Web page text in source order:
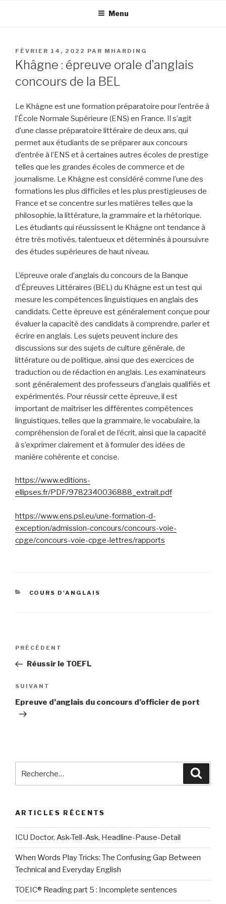
Menu
PUBLIÉ
LE
FÉVRIER 14, 2022 PAR MHARDING
Khâgne : épreuve orale d’anglais
concours de la BEL
Le Khâgne est une formation préparatoire pour l’entrée à
l’École Normale Supérieure (ENS) en France. Il s’agit
d’une classe préparatoire littéraire de deux ans, qui
permet aux étudiants de se préparer aux concours
d’entrée à l’ENS et à certaines autres écoles de prestige
telles que les grandes écoles de commerce et de
journalisme. Le Khâgne est considéré comme l’une des
formations les plus difficiles et les plus prestigieuses de
France et se concentre sur les matières telles que la
philosophie, la littérature, la grammaire et la rhétorique.
Les étudiants qui réussissent le Khâgne ont tendance à
être très motivés, talentueux et déterminés à poursuivre
des études supérieures de haut niveau.
L’épreuve orale d’anglais du concours de la Banque
d’Épreuves Littéraires (BEL) du Khâgne est un test qui
mesure les compétences linguistiques en anglais des
candidats. Cette épreuve est généralement conçue pour
évaluer la capacité des candidats à comprendre, parler et
écrire en anglais. Les sujets peuvent inclure des
discussions sur des sujets de culture générale, de
littérature ou de politique, ainsi que des exercices de
traduction ou de rédaction en anglais. Les examinateurs
sont généralement des professeurs d’anglais qualifiés et
expérimentés. Pour réussir cette épreuve, il est
important de maîtriser les différentes compétences
linguistiques, telles que la grammaire, le vocabulaire, la
compréhension de l’oral et de l’écrit, ainsi que la capacité
à s’exprimer clairement et à formuler des idées de
manière cohérente et concise.
https://www.editions-
ellipses.fr/PDF/9782340036888_extrait.pdf
https://www.ens.psl.eu/une-formation-d-
exception/admission-concours/concours-voie-
cpge/concours-voie-cpge-lettres/rapports
CATÉGORIES
COURS D'ANGLAIS
Navigation
l’article
Article
précédent
PRÉCÉDENT
Réussir le TOEFL
Article
suivant
SUIVANT
Epreuve d’anglais du concours d’officier de port
pour
ARTICLES RÉCENTS
ICU Doctor, Ask-Tell-Ask, Headline-Pause-Detail
When Words Play Tricks: The Confusing Gap Between
Technical and Everyday English
TOEIC® Reading part 5 : Incomplete sentences